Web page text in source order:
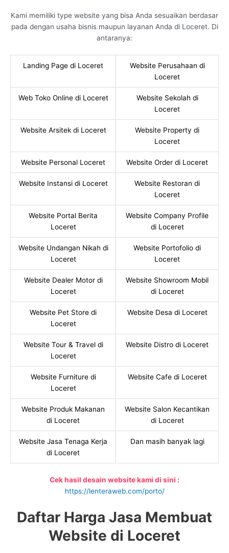
Kami memiliki type website yang bisa Anda sesuaikan berdasar
pada dengan usaha bisnis maupun layanan Anda di Loceret. Di
antaranya:
Landing Page di Loceret
Website Perusahaan di
Loceret
Web Toko Online di Loceret
Website Sekolah di
Loceret
Website Arsitek di Loceret
Website Property di
Loceret
Website Personal Loceret Website Order di Loceret
Website Instansi di Loceret
Website Restoran di
Loceret
Website Portal Berita
Loceret
Website Company Profile
di Loceret
Website Undangan Nikah di
Loceret
Website Portofolio di
Loceret
Website Dealer Motor di
Loceret
Website Showroom Mobil
di Loceret
Website Pet Store di
Loceret
Website Desa di Loceret
Website Tour & Travel di
Loceret
Website Distro di Loceret
Website Furniture di
Loceret
Website Cafe di Loceret
Website Produk Makanan
di Loceret
Website Salon Kecantikan
di Loceret
Website Jasa Tenaga Kerja
di Loceret
Dan masih banyak lagi
Cek hasil desain website kami di sini :
https://lenteraweb.com/porto/
Daftar Harga Jasa Membuat
Website di Loceret